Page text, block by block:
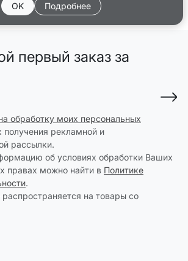
OK
Подробнее
первый заказ за
обработку моих персональных
получения рекламной и
рассылки.
об условиях обработки Ваших
правах можно найти в Политике
.
на товары со